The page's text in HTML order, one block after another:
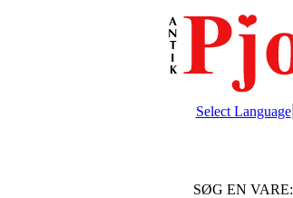
Select Language
SØG EN VARE: